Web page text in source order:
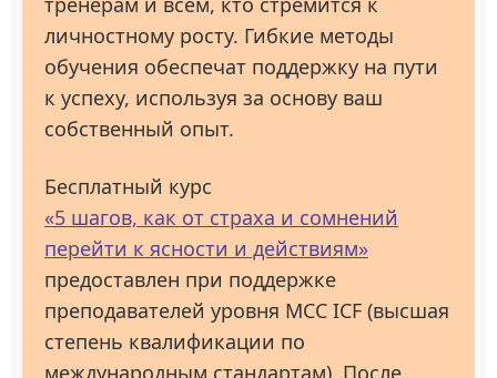
личностному росту. Гибкие методы
обучения обеспечат поддержку на пути
к успеху, используя за основу ваш
собственный опыт.
Бесплатный курс
«5 шагов, как от страха и сомнений
перейти к ясности и действиям»
предоставлен при поддержке
преподавателей уровня МСС ICF (высшая
степень квалификации по
международным стандартам). После